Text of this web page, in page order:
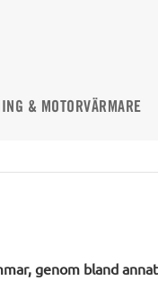
& MOTORVÄRMARE
genom bland annat